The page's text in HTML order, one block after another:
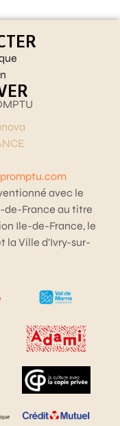
avec le
de-France au titre
Ile-de-France, le
Ville d’Ivry-sur-